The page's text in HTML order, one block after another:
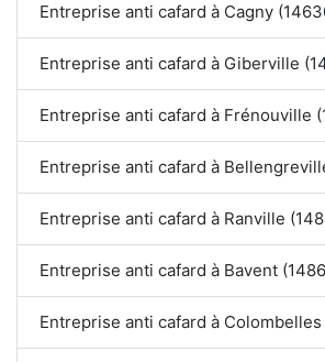
Entreprise anti cafard à Cagny
Entreprise anti cafard à Giberville
Entreprise anti cafard à Frénouville
Entreprise anti cafard à
Entreprise anti cafard à Ranville
Entreprise anti cafard à Bavent
Entreprise anti cafard à